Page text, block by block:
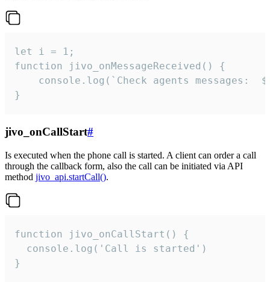
let i = 1;
function jivo_onMessageReceived() {
}
jivo_onCallStart#
Is executed when the phone call is started. A client can order a call
through the callback form, also the call can be initiated via API
method jivo_api.startCall().
function jivo_onCallStart() {
  console.log('Call is started')
}